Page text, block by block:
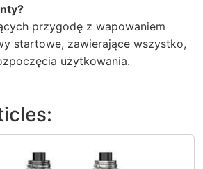
przygodę z wapowaniem
startowe, zawierające wszystko,
użytkowania.